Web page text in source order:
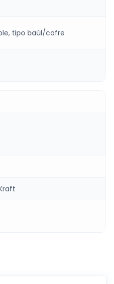
tipo baúl/cofre